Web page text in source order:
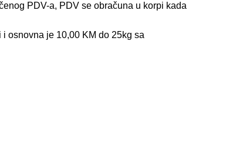
PDV-a, PDV se obračuna u korpi kada
osnovna je 10,00 KM do 25kg sa